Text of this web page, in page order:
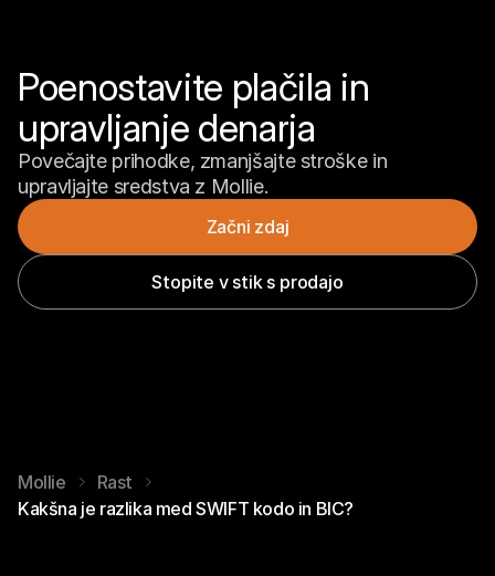
Poenostavite plačila in
upravljanje denarja
Povečajte prihodke, zmanjšajte stroške in
upravljajte sredstva z Mollie.
Začni zdaj
Stopite v stik s prodajo
Mollie
Rast
Kakšna je razlika med SWIFT kodo in BIC?